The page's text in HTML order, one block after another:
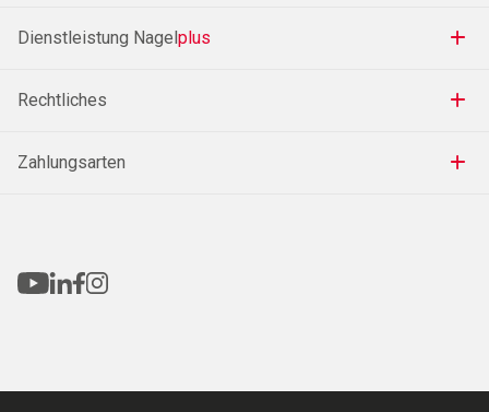
Dienstleistung Nagelplus
Rechtliches
Zahlungsarten